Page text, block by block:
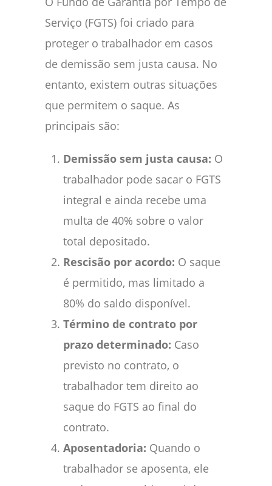
Serviço (FGTS) foi criado para
proteger o trabalhador em casos
de demissão sem justa causa. No
entanto, existem outras situações
que permitem o saque. As
principais são:
Demissão sem justa causa: O
trabalhador pode sacar o FGTS
integral e ainda recebe uma
multa de 40% sobre o valor
total depositado.
Rescisão por acordo: O saque
é permitido, mas limitado a
80% do saldo disponível.
Término de contrato por
prazo determinado: Caso
previsto no contrato, o
trabalhador tem direito ao
saque do FGTS ao final do
contrato.
Aposentadoria: Quando o
trabalhador se aposenta, ele